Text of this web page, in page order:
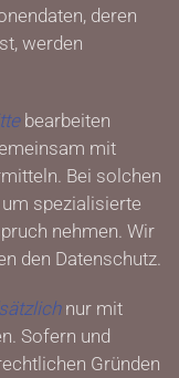
deren
werden
bearbeiten
mit
Bei solchen
spezialisierte
nehmen. Wir
den Datenschutz.
nur mit
Sofern und
Gründen